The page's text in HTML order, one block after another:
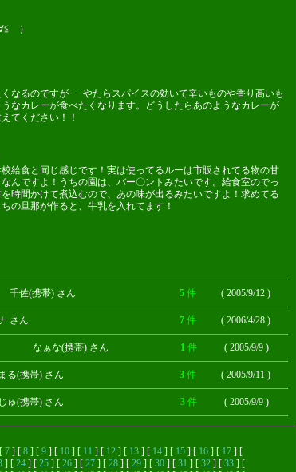
）
なるのですが･･･やたらスパイスの効いて辛いものや香り高いも
なカレーが食べたくなります。どうしたらあのようなカレーが
てください！！
給食と同じ感じです！実は使ってるルーは市販されてる物の甘
んですよ！うちの園は、バー〇ントみたいです。給食室のでっ
時間かけて煮込むので、あの味が出るみたいですよ！求めてる
の旦那が作ると、牛乳を入れてます！
帯) さん 5 件 ( 2005/9/12 )
ん 7 件 ( 2006/4/28 )
な(携帯) さん 1 件 ( 2005/9/9 )
) さん 3 件 ( 2005/9/11 )
) さん 3 件 ( 2005/9/9 )
7 ] [ 8 ] [ 9 ] [ 10 ] [ 11 ] [ 12 ] [ 13 ] [ 14 ] [ 15 ] [ 16 ] [ 17 ] [
] [ 24 ] [ 25 ] [ 26 ] [ 27 ] [ 28 ] [ 29 ] [ 30 ] [ 31 ] [ 32 ] [ 33 ] [